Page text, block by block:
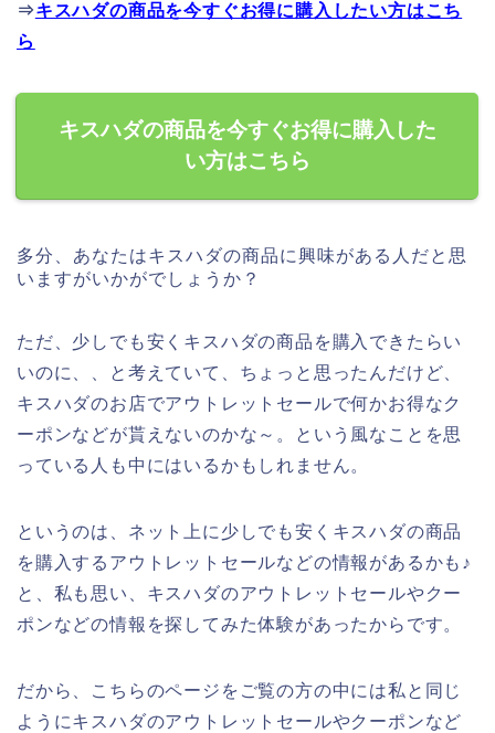
⇒キスハダの商品を今すぐお得に購入したい方はこち
ら
キスハダの商品を今すぐお得に購入した
い方はこちら
多分、あなたはキスハダの商品に興味がある人だと思
いますがいかがでしょうか？
ただ、少しでも安くキスハダの商品を購入できたらい
いのに、、と考えていて、ちょっと思ったんだけど、
キスハダのお店でアウトレットセールで何かお得なク
ーポンなどが貰えないのかな～。という風なことを思
っている人も中にはいるかもしれません。
というのは、ネット上に少しでも安くキスハダの商品
を購入するアウトレットセールなどの情報があるかも♪
と、私も思い、キスハダのアウトレットセールやクー
ポンなどの情報を探してみた体験があったからです。
だから、こちらのページをご覧の方の中には私と同じ
ようにキスハダのアウトレットセールやクーポンなど